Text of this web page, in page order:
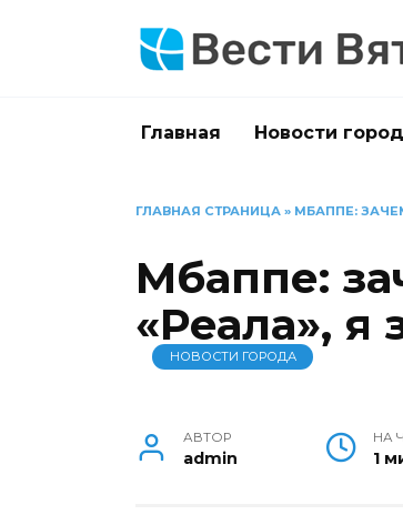
Главная Новости
ГЛАВНАЯ СТРАНИЦА » МБАППЕ:
Мбаппе:
«Реала», я
НОВОСТИ ГОРОДА
АВТОР
admin
НА
1